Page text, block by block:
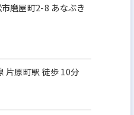
磨屋町2-8 あなぶき
片原町駅 徒歩 10分